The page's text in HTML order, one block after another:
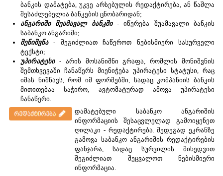
ბანკის დამატება, უკვე არსებულის რედაქტირება, ან წაშლა
შესაძლებელია ბანკების ცნობარიდან;
ანგარიში შუამავალ ბანკში- იწერება შუამავალი ბანკის
საბანკო ანგარიში;
შენიშვნა- შეგიძლიათ ჩაწეროთ ნებისმიერი სასურველი
ტექსტი;
უპირატესი- არის მოსანიშნი გრაფა, რომლის მონიშვნის
შემთხვევაში ჩანაწერს მიენიჭება უპირატესი სტატუსი, რაც
იმას ნიშნავს, რომ იმ ფორმებში, სადაც კომპანიის ბანკის
მითითებაა საჭირო, ავტომატურად ამოვა უპირატესი
ჩანაწერი.
დამატებული საბანკო ანგარიშის
ინფორმაციის შესაცვლელად გამოიყენეთ
ღილაკი - რედაქტირება. შედეგად ეკრანზე
გამოვა საბანკო ანგარიშის რედაქტირების
ფანჯარა, სადაც სურვილის მიხედვით
შეგიძლიათ შეცვალოთ ნებისმიერი
ინფორმაცია.